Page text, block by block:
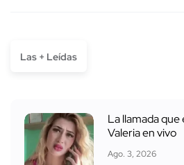
Las + Leídas
La llamada que
Valeria en vivo
Ago. 3, 2026